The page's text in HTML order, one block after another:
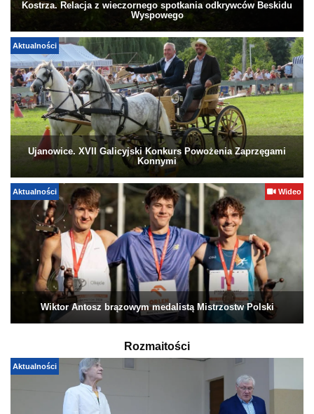
Kostrza. Relacja z wieczornego spotkania odkrywców Beskidu
Wyspowego
Aktualności
Ujanowice. XVII Galicyjski Konkurs Powożenia Zaprzęgami
Konnymi
Aktualności Wideo
Wiktor Antosz brązowym medalistą Mistrzostw Polski
Rozmaitości
Aktualności